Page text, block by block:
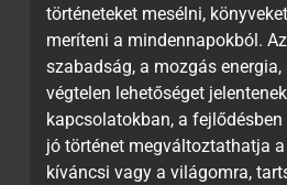
történeteket mesélni,
meríteni a mindennapokból.
szabadság, a mozgás energia,
végtelen lehetőséget
kapcsolatokban, a
jó történet megváltoztathatja
kíváncsi vagy a világomra,